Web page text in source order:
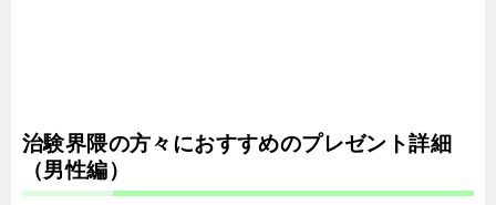
治験界隈の方々におすすめのプレゼント詳細
（男性編）